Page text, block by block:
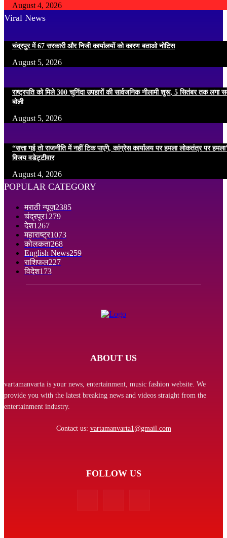
August 4, 2026
Viral News
चंद्रपुर में 67 सरकारी और निजी कार्यालयों को कारण बताओ नोटिस
August 5, 2026
राष्ट्रपति को मिले 300 चुनिंदा उपहारों की सार्वजनिक नीलामी शुरू, 5 सितंबर तक लगा
बोली
August 5, 2026
“सत्ता गई तो राजनीति में नहीं टिक पाएंगे, कांग्रेस कार्यालय पर हमला लोकतंत्र पर
विजय वडेट्टीवार
August 4, 2026
POPULAR CATEGORY
मराठी न्यूज़2385
चंद्रपूर1279
देश1267
महाराष्ट्र1073
कोलकता268
English News259
राशिफल227
विदेश173
ABOUT US
vartamanvarta is your news, entertainment, music fashion website. We
provide you with the latest breaking news and videos straight from the
entertainment industry.
Contact us: vartamanvarta1@gmail.com
FOLLOW US